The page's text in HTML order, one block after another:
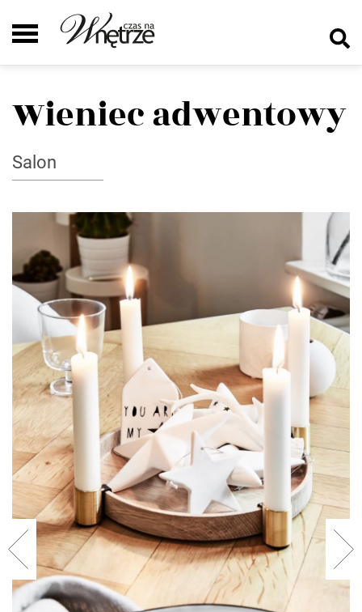
Wieniec adwentowy
Salon